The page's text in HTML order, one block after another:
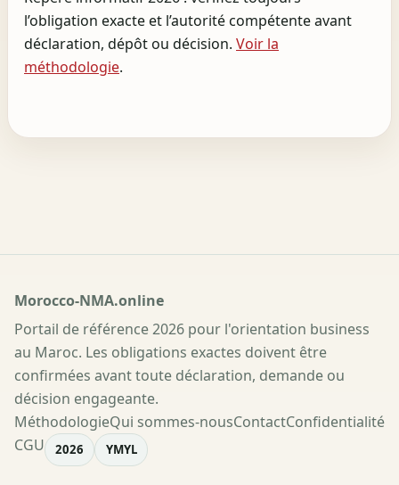
l’obligation exacte et l’autorité compétente avant
déclaration, dépôt ou décision. Voir la
méthodologie.
Morocco-NMA.online
Portail de référence 2026 pour l'orientation business
au Maroc. Les obligations exactes doivent être
confirmées avant toute déclaration, demande ou
décision engageante.
MéthodologieQui sommes-nousContactConfidentialité
CGU
2026 YMYL